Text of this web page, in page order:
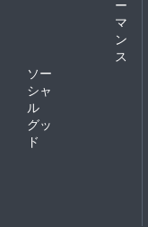
ー
マ
ン
ス
ソー
シャ
ル
グッ
ド